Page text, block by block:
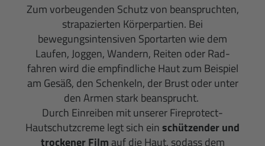
Zum vorbeugenden Schutz von beanspruchten,
strapazierten Körperpartien. Bei
bewegungsintensiven Sportarten wie dem
Laufen, Joggen, Wandern, Reiten oder Rad­
fahren wird die emp­findliche Haut zum Beispiel
am Gesäß, den Schenkeln, der Brust oder unter
den Armen stark beansprucht.
Durch Einreiben mit unserer Fireprotect-
Hautschutzcreme legt sich einschützender und
trockener Film auf die Haut, sodass dem